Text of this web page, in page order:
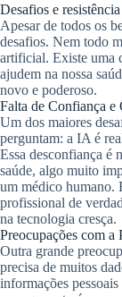
Desafios e
Apesar de todos os
desafios. Nem todo
artificial. Existe uma
ajudem na nossa
novo e poderoso.
Falta de Confiança e
Um dos maiores
perguntam: a IA é
Essa desconfiança é
saúde, algo muito
um médico humano.
profissional de
na tecnologia cresça.
Preocupações com a
Outra grande
precisa de muitos
informações